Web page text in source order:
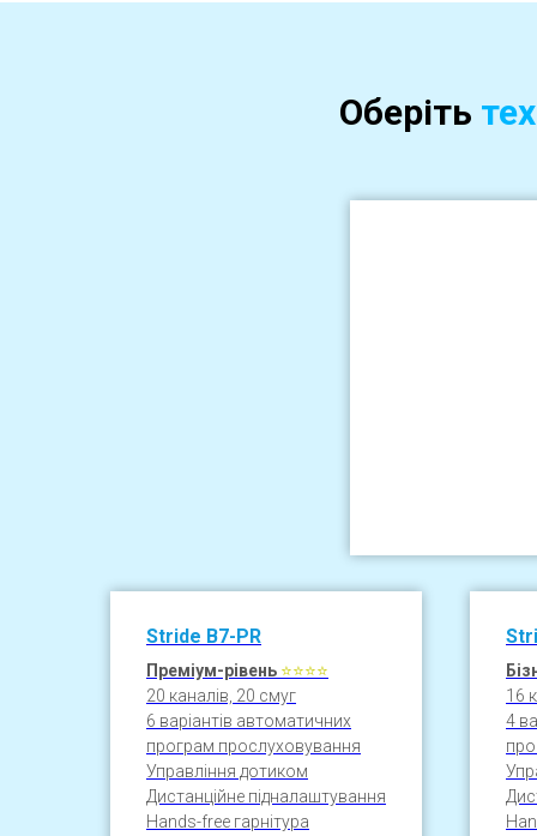
Оберіть
Stride B7-PR
Преміум-рівень ⭐⭐⭐⭐
20 каналів, 20 смуг
6 варіантів автоматичних
програм прослуховування
Управління дотиком
Дистанційне підналаштування
Hands-free гарнітура
16
4